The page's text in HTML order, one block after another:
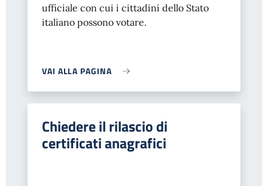
ufficiale con cui i cittadini dello Stato
italiano possono votare.
VAI ALLA PAGINA
Chiedere il rilascio di
certificati anagrafici